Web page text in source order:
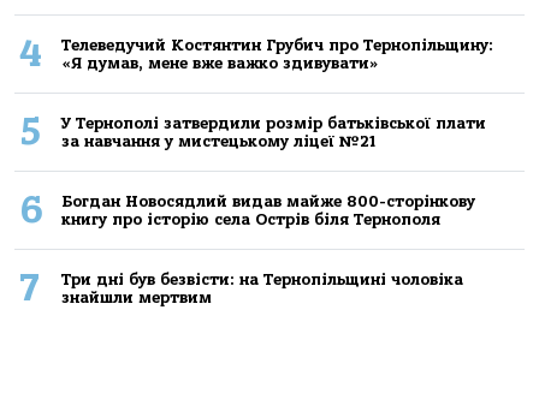
4
Телеведучий Костянтин Грубич про Тернопільщину:
«Я думав, мене вже важко здивувати»
5
У Тернополі затвердили розмір батьківської плати
за навчання у мистецькому ліцеї №21
6
Богдан Новосядлий видав майже 800-сторінкову
книгу про історію села Острів біля Тернополя
7
Три дні був безвісти: на Тернопільщині чоловіка
знайшли мертвим